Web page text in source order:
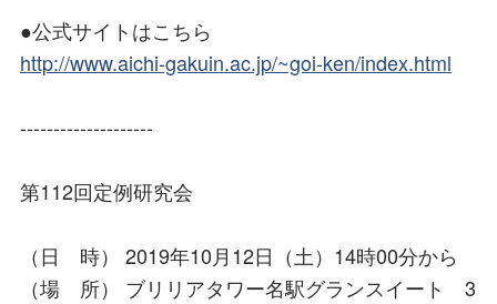
●公式サイトはこちら
http://www.aichi-gakuin.ac.jp/~goi-ken/index.html
--------------------
第112回定例研究会
（日 時） 2019年10月12日（土）14時00分から
（場 所） ブリリアタワー名駅グランスイート 3